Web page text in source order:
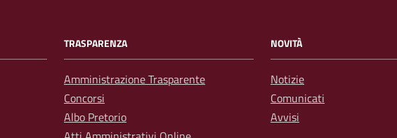
TRASPARENZA
Amministrazione Trasparente
Concorsi
Albo Pretorio
NOVITÀ
Notizie
Comunicati
Avvisi